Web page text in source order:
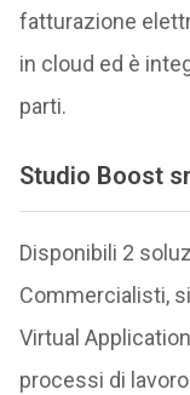
fatturazione
in cloud ed è
parti.
Studio Boost
Disponibili 2
Commercialisti,
Virtual
processi di